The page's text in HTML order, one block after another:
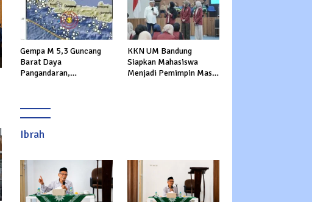
Gempa M 5,3 Guncang
Barat Daya
Pangandaran,
KKN UM Bandung
Siapkan Mahasiswa
Menjadi Pemimpin Masa
Ibrah